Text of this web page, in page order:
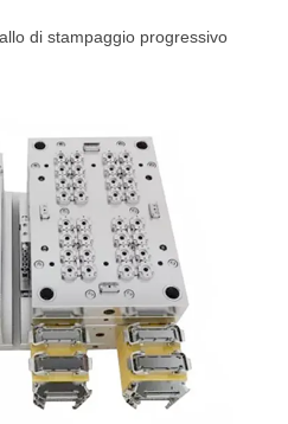
di stampaggio progressivo